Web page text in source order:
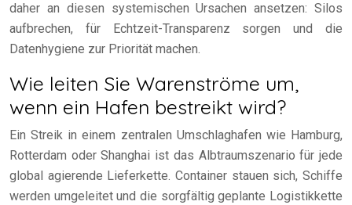
daher an diesen systemischen Ursachen ansetzen: Silos
aufbrechen, für Echtzeit-Transparenz sorgen und die
Datenhygiene zur Priorität machen.
Wie leiten Sie Warenströme um,
wenn ein Hafen bestreikt wird?
Ein Streik in einem zentralen Umschlaghafen wie Hamburg,
Rotterdam oder Shanghai ist das Albtraumszenario für jede
global agierende Lieferkette. Container stauen sich, Schiffe
werden umgeleitet und die sorgfältig geplante Logistikkette